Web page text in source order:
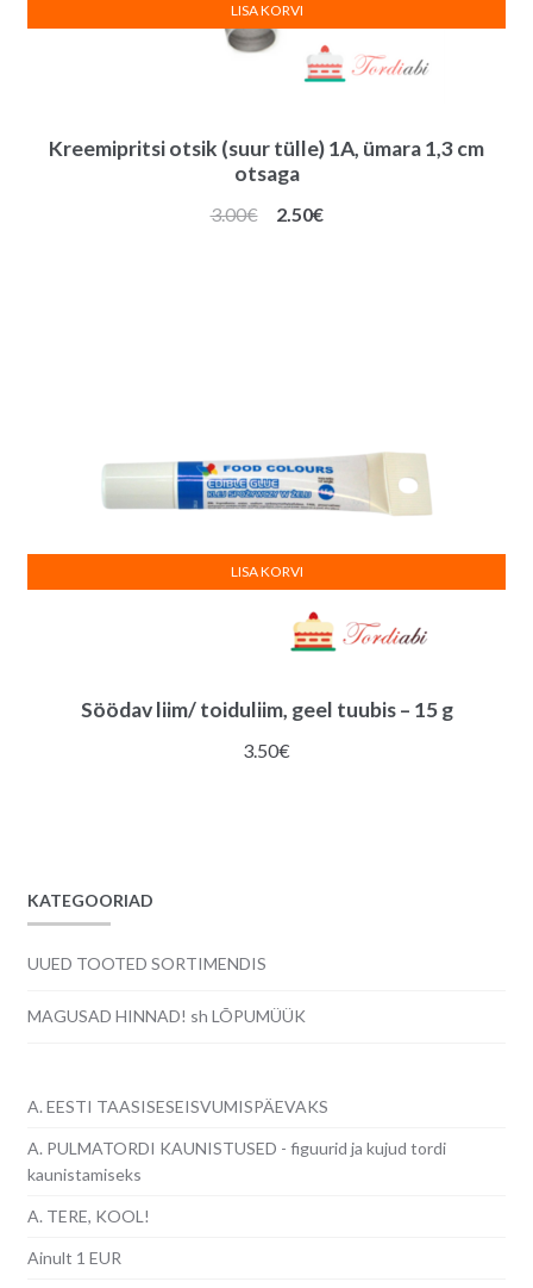
Kreemipritsi otsik (suur tülle) 1A, ümara 1,3 cm
otsaga
3.00€
Algne
2.50€Praegune
LISA KORVI
Söödav liim/ toiduliim, geel tuubis – 15 g
3.50€
LISA KORVI
KATEGOORIAD
UUED TOOTED SORTIMENDIS
MAGUSAD HINNAD! sh LÕPUMÜÜK
A. EESTI TAASISESEISVUMISPÄEVAKS
A. PULMATORDI KAUNISTUSED - figuurid ja kujud tordi
kaunistamiseks
A. TERE, KOOL!
Ainult 1 EUR